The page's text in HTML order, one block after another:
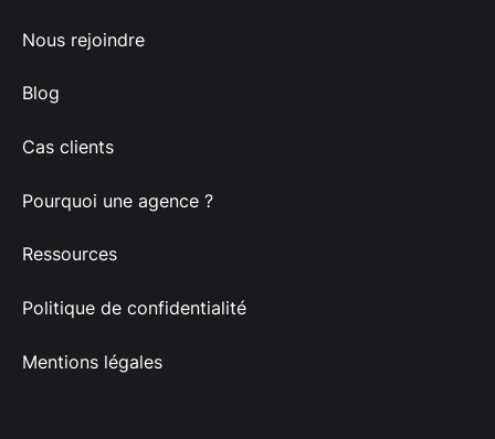
Nous rejoindre
Blog
Cas clients
Pourquoi une agence ?
Ressources
Politique de confidentialité
Mentions légales